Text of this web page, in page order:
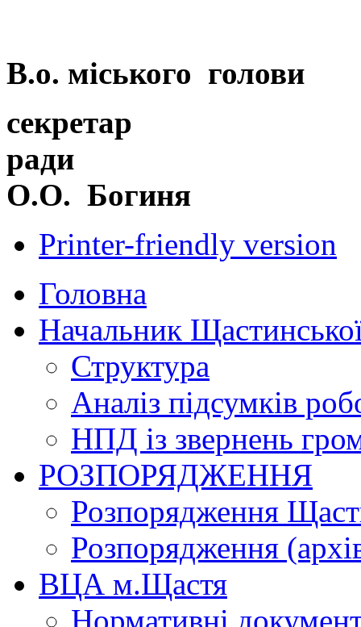
В.о. міського голови
секретар
О.О. Богиня
Printer-friendly version
Головна
Начальник
Структура
Аналіз підсумків
НПД із звернень
РОЗПОРЯДЖЕННЯ
Розпорядження
Розпорядження
ВЦА м.Щастя
Нормативні